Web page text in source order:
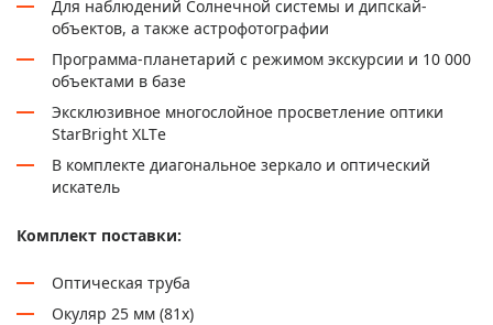
Для наблюдений Солнечной системы и дипскай-
объектов, а также астрофотографии
Программа-планетарий с режимом экскурсии и 10 000
объектами в базе
Эксклюзивное многослойное просветление оптики
StarBright XLTе
В комплекте диагональное зеркало и оптический
искатель
Комплект поставки:
Оптическая труба
Окуляр 25 мм (81х)